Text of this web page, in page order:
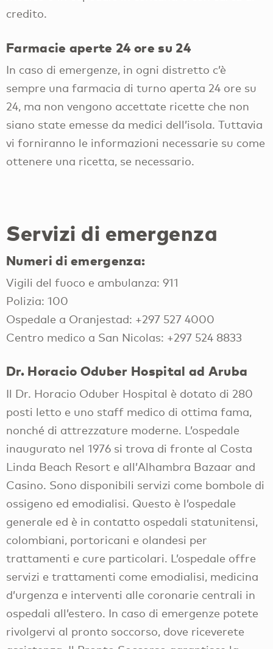
credito.
Farmacie aperte 24 ore su 24
In caso di emergenze, in ogni distretto c’è
sempre una farmacia di turno aperta 24 ore su
24, ma non vengono accettate ricette che non
siano state emesse da medici dell’isola. Tuttavia
vi forniranno le informazioni necessarie su come
ottenere una ricetta, se necessario.
Servizi di emergenza
Numeri di emergenza:
Vigili del fuoco e ambulanza: 911
Polizia: 100
Ospedale a Oranjestad: +297 527 4000
Centro medico a San Nicolas: +297 524 8833
Dr. Horacio Oduber Hospital ad Aruba
Il Dr. Horacio Oduber Hospital è dotato di 280
posti letto e uno staff medico di ottima fama,
nonché di attrezzature moderne. L’ospedale
inaugurato nel 1976 si trova di fronte al Costa
Linda Beach Resort e all’Alhambra Bazaar and
Casino. Sono disponibili servizi come bombole di
ossigeno ed emodialisi. Questo è l’ospedale
generale ed è in contatto ospedali statunitensi,
colombiani, portoricani e olandesi per
trattamenti e cure particolari. L’ospedale offre
servizi e trattamenti come emodialisi, medicina
d’urgenza e interventi alle coronarie centrali in
ospedali all’estero. In caso di emergenze potete
rivolgervi al pronto soccorso, dove riceverete